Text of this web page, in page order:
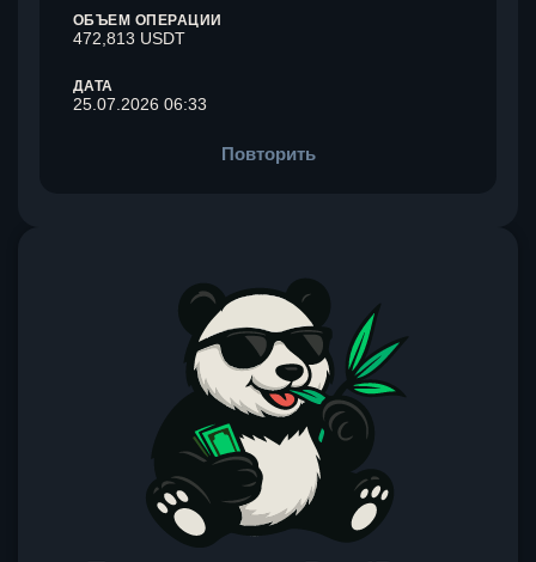
ОБЪЕМ ОПЕРАЦИИ
472,813 USDT
ДАТА
25.07.2026 06:33
Повторить